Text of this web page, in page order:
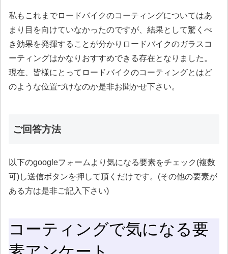
私もこれまでロードバイクのコーティングについてはあ
まり目を向けていなかったのですが、結果として驚くべ
き効果を発揮することが分かりロードバイクのガラスコ
ーティングはかなりおすすめできる存在となりました。
現在、皆様にとってロードバイクのコーティングとはど
のような位置づけなのか是非お聞かせ下さい。
ご回答方法
以下のgoogleフォームより気になる要素をチェック(複数
可)し送信ボタンを押して頂くだけです。(その他の要素が
ある方は是非ご記入下さい)